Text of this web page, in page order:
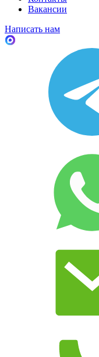
Вакансии
Написать нам